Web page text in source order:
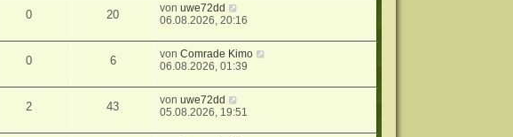
0 20 vonuwe72dd
06.08.2026, 20:16
0 6 vonComrade Kimo
06.08.2026, 01:39
2 43 vonuwe72dd
05.08.2026, 19:51